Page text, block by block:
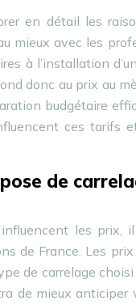
en détail les
mieux avec les
à l’installation
donc au prix au
budgétaire
ces tarifs
de
les prix,
de France. Les
de carrelage
de mieux